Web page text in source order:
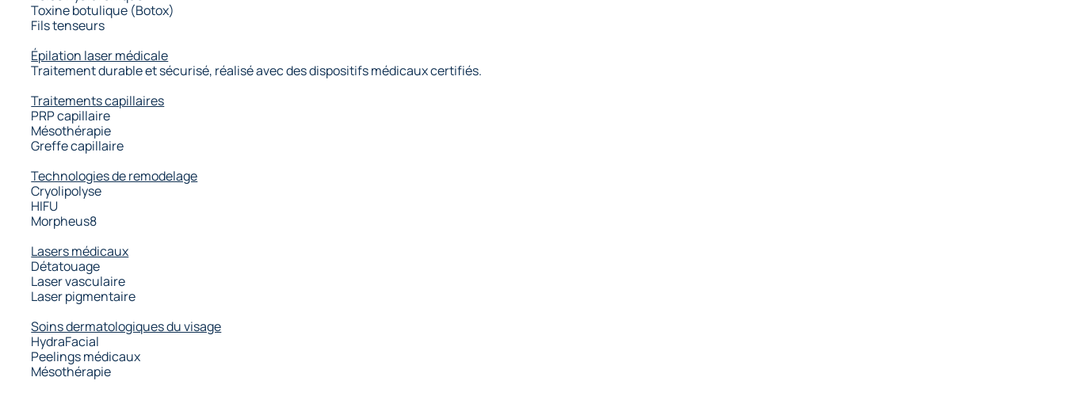
Toxine botulique (Botox)
Fils tenseurs
Épilation laser médicale
Traitement durable et sécurisé, réalisé avec des dispositifs médicaux certifiés.
Traitements capillaires
PRP capillaire
Mésothérapie
Greffe capillaire
Technologies de remodelage
Cryolipolyse
HIFU
Morpheus8
Lasers médicaux
Détatouage
Laser vasculaire
Laser pigmentaire
Soins dermatologiques du visage
HydraFacial
Peelings médicaux
Mésothérapie